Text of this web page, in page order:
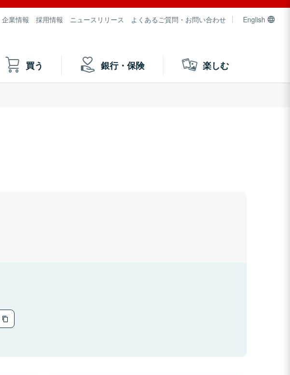
企業情報 採用情報 ニュースリリース よくあるご質問・お問い合わせ English
買う 銀行・保険 楽しむ